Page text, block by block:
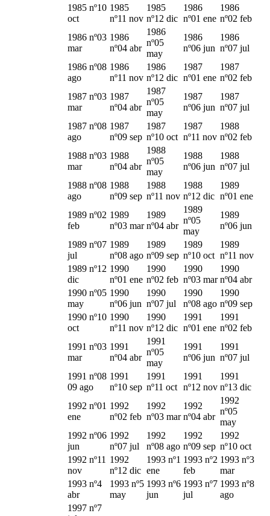
1985 nº10
oct
1985
nº11 nov
1985
nº12 dic
1986
nº01 ene
1986
nº02 feb
1986 nº03
mar
1986
nº04 abr
1986
nº05
may
1986
nº06 jun
1986
nº07 jul
1986 nº08
ago
1986
nº11 nov
1986
nº12 dic
1987
nº01 ene
1987
nº02 feb
1987 nº03
mar
1987
nº04 abr
1987
nº05
may
1987
nº06 jun
1987
nº07 jul
1987 nº08
ago
1987
nº09 sep
1987
nº10 oct
1987
nº11 nov
1988
nº02 feb
1988 nº03
mar
1988
nº04 abr
1988
nº05
may
1988
nº06 jun
1988
nº07 jul
1988 nº08
ago
1988
nº09 sep
1988
nº11 nov
1988
nº12 dic
1989
nº01 ene
1989 nº02
feb
1989
nº03 mar
1989
nº04 abr
1989
nº05
may
1989
nº06 jun
1989 nº07
jul
1989
nº08 ago
1989
nº09 sep
1989
nº10 oct
1989
nº11 nov
1989 nº12
dic
1990
nº01 ene
1990
nº02 feb
1990
nº03 mar
1990
nº04 abr
1990 nº05
may
1990
nº06 jun
1990
nº07 jul
1990
nº08 ago
1990
nº09 sep
1990 nº10
oct
1990
nº11 nov
1990
nº12 dic
1991
nº01 ene
1991
nº02 feb
1991 nº03
mar
1991
nº04 abr
1991
nº05
may
1991
nº06 jun
1991
nº07 jul
1991 nº08
09 ago
1991
nº10 sep
1991
nº11 oct
1991
nº12 nov
1991
nº13 dic
1992 nº01
ene
1992
nº02 feb
1992
nº03 mar
1992
nº04 abr
1992
nº05
may
1992 nº06
jun
1992
nº07 jul
1992
nº08 ago
1992
nº09 sep
1992
nº10 oct
1992 nº11
nov
1992
nº12 dic
1993 nº1
ene
1993 nº2
feb
1993 nº3
mar
1993 nº4
abr
1993 nº5
may
1993 nº6
jun
1993 nº7
jul
1993 nº8
ago
1997 nº7